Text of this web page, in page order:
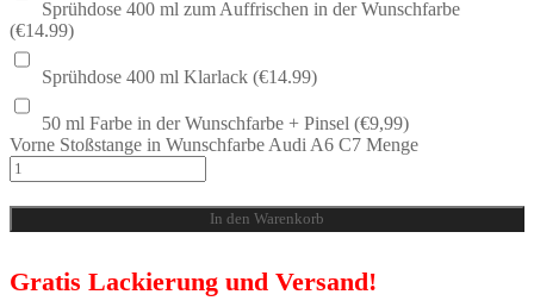
Sprühdose 400 ml zum Auffrischen in der Wunschfarbe
(€14.99)
Sprühdose 400 ml Klarlack (€14.99)
50 ml Farbe in der Wunschfarbe + Pinsel (€9,99)
Vorne Stoßstange in Wunschfarbe Audi A6 C7 Menge
In den Warenkorb
Gratis Lackierung und Versand!